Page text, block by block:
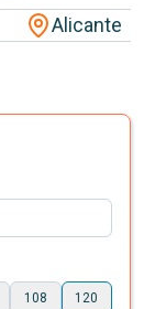
Alicante
108 120